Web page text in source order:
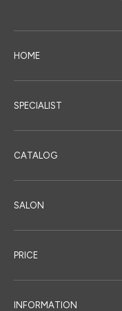
HOME
SPECIALIST
CATALOG
SALON
PRICE
INFORMATION